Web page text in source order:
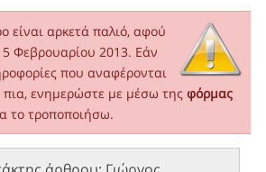
αρκετά παλιό, αφού
5 Φεβρουαρίου 2013. Εάν
που αναφέρονται
πια, ενημερώστε με μέσω της φόρμας
το τροποποιήσω.